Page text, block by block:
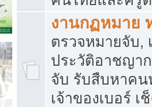
งานกฏหมาย
ตรวจหมายจับ,
ประวัติอาชญา
จับ รับสืบหาคน
เจ้าของเบอร์